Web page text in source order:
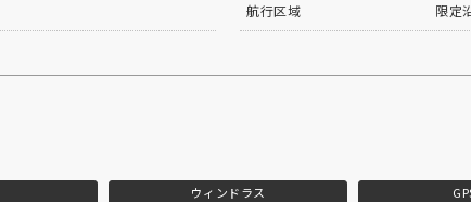
航行区域 限定
ウィンドラス